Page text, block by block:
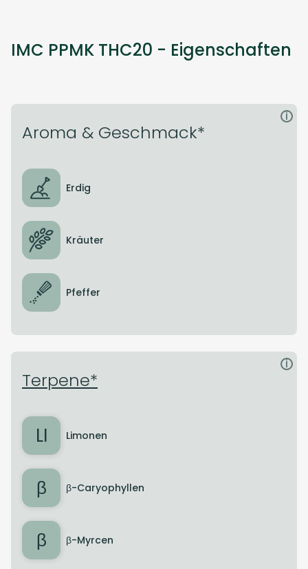
IMC PPMK THC20 - Eigenschaften
Aroma & Geschmack*
i
Erdig
Kräuter
Pfeffer
Terpene*
i
LI Limonen
β β-Caryophyllen
β β-Myrcen